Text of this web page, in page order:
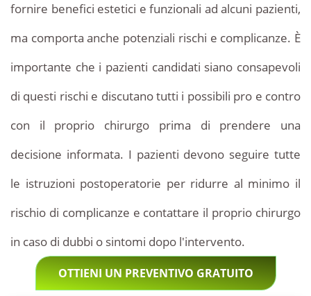
fornire benefici estetici e funzionali ad alcuni pazienti,
ma comporta anche potenziali rischi e complicanze. È
importante che i pazienti candidati siano consapevoli
di questi rischi e discutano tutti i possibili pro e contro
con il proprio chirurgo prima di prendere una
decisione informata. I pazienti devono seguire tutte
le istruzioni postoperatorie per ridurre al minimo il
rischio di complicanze e contattare il proprio chirurgo
in caso di dubbi o sintomi dopo l'intervento.
OTTIENI UN PREVENTIVO GRATUITO